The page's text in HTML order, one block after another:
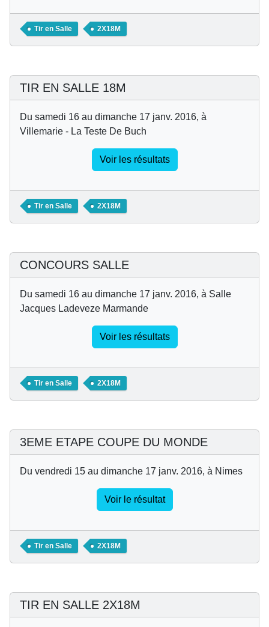
Tir en Salle 2X18M
TIR EN SALLE 18M
Du samedi 16 au dimanche 17 janv. 2016, à
Villemarie - La Teste De Buch
Voir les résultats
Tir en Salle 2X18M
CONCOURS SALLE
Du samedi 16 au dimanche 17 janv. 2016, à Salle
Jacques Ladeveze Marmande
Voir les résultats
Tir en Salle 2X18M
3EME ETAPE COUPE DU MONDE
Du vendredi 15 au dimanche 17 janv. 2016, à Nimes
Voir le résultat
Tir en Salle 2X18M
TIR EN SALLE 2X18M